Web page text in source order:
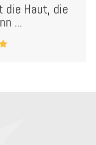
die Haut, die
...